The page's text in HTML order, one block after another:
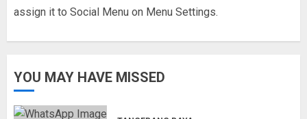
assign it to Social Menu on Menu Settings.
YOU MAY HAVE MISSED